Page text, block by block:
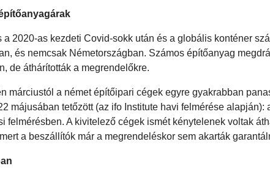
2020-as kezdeti Covid-sokk után és a globális konténer
és nemcsak Németországban. Számos építőanyag
de áthárították a megrendelőkre.
márciustól a német építőipari cégek egyre gyakrabban
májusában tetőzött (az ifo Institute havi felmérése alapján):
felmérésben. A kivitelező cégek ismét kénytelenek voltak
a beszállítók már a megrendeléskor sem akarták